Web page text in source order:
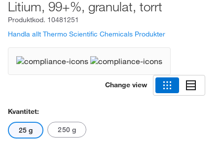
Litium, 99+%, granulat, torrt
Produktkod. 10481251
Handla allt Thermo Scientific Chemicals Produkter
Change view
Kvantitet:
25 g 250 g